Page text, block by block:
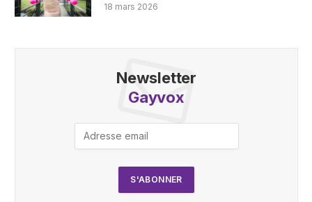
18 mars 2026
Newsletter
Gayvox